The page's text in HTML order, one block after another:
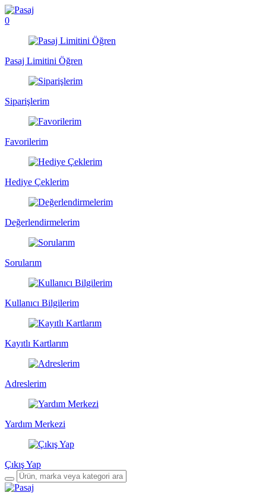
0
Pasaj Limitini Öğren
Siparişlerim
Favorilerim
Hediye Çeklerim
Değerlendirmelerim
Sorularım
Kullanıcı Bilgilerim
Kayıtlı Kartlarım
Adreslerim
Yardım Merkezi
Çıkış Yap